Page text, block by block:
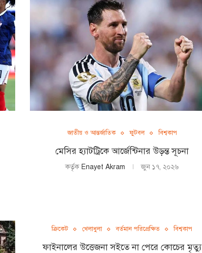
জাতীয় ও আন্তর্জাতিক ফুটবল বিশ্বকাপ
মেসির হ্যাটট্রিকে আর্জেন্টিনার উড়ন্ত সূচনা
কর্তৃক Enayet Akram জুন ১৭, ২০২৬
ক্রিকেট খেলাধুলা বর্তমান পরিপ্রেক্ষিত বিশ্বকাপ
ফাইনালের উত্তেজনা সইতে না পেরে কোচের মৃত্যু